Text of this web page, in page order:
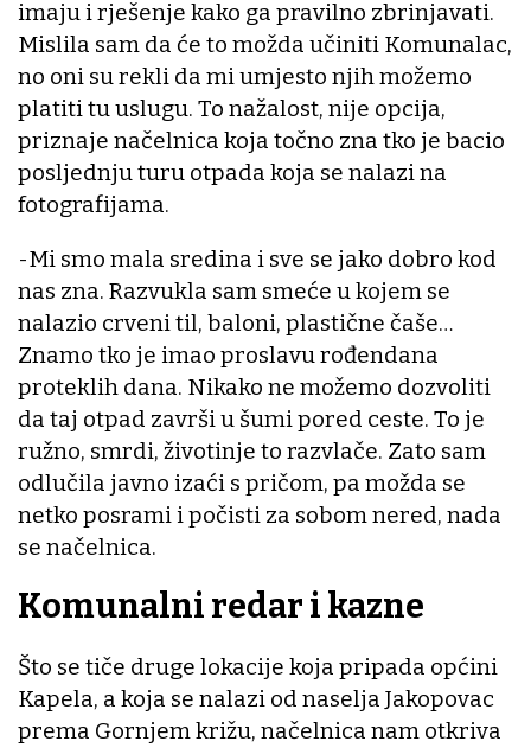
imaju i rješenje kako ga pravilno zbrinjavati.
Mislila sam da će to možda učiniti Komunalac,
no oni su rekli da mi umjesto njih možemo
platiti tu uslugu. To nažalost, nije opcija,
priznaje načelnica koja točno zna tko je bacio
posljednju turu otpada koja se nalazi na
fotografijama.
-Mi smo mala sredina i sve se jako dobro kod
nas zna. Razvukla sam smeće u kojem se
nalazio crveni til, baloni, plastične čaše…
Znamo tko je imao proslavu rođendana
proteklih dana. Nikako ne možemo dozvoliti
da taj otpad završi u šumi pored ceste. To je
ružno, smrdi, životinje to razvlače. Zato sam
odlučila javno izaći s pričom, pa možda se
netko posrami i počisti za sobom nered, nada
se načelnica.
Komunalni redar i kazne
Što se tiče druge lokacije koja pripada općini
Kapela, a koja se nalazi od naselja Jakopovac
prema Gornjem križu, načelnica nam otkriva